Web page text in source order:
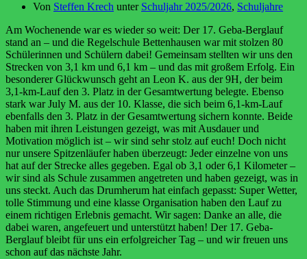
Von Steffen Krech unter Schuljahr 2025/2026, Schuljahre
Am Wochenende war es wieder so weit: Der 17. Geba-Berglauf
stand an – und die Regelschule Bettenhausen war mit stolzen 80
Schülerinnen und Schülern dabei! Gemeinsam stellten wir uns den
Strecken von 3,1 km und 6,1 km – und das mit großem Erfolg. Ein
besonderer Glückwunsch geht an Leon K. aus der 9H, der beim
3,1-km-Lauf den 3. Platz in der Gesamtwertung belegte. Ebenso
stark war July M. aus der 10. Klasse, die sich beim 6,1-km-Lauf
ebenfalls den 3. Platz in der Gesamtwertung sichern konnte. Beide
haben mit ihren Leistungen gezeigt, was mit Ausdauer und
Motivation möglich ist – wir sind sehr stolz auf euch! Doch nicht
nur unsere Spitzenläufer haben überzeugt: Jeder einzelne von uns
hat auf der Strecke alles gegeben. Egal ob 3,1 oder 6,1 Kilometer –
wir sind als Schule zusammen angetreten und haben gezeigt, was in
uns steckt. Auch das Drumherum hat einfach gepasst: Super Wetter,
tolle Stimmung und eine klasse Organisation haben den Lauf zu
einem richtigen Erlebnis gemacht. Wir sagen: Danke an alle, die
dabei waren, angefeuert und unterstützt haben! Der 17. Geba-
Berglauf bleibt für uns ein erfolgreicher Tag – und wir freuen uns
schon auf das nächste Jahr.